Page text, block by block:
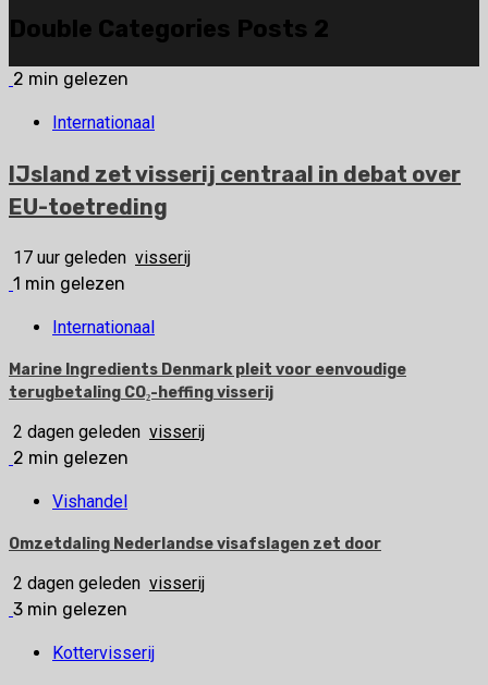
Double Categories Posts 2
2 min gelezen
Internationaal
IJsland zet visserij centraal in debat over
EU-toetreding
17 uur geleden visserij
1 min gelezen
Internationaal
Marine Ingredients Denmark pleit voor eenvoudige
terugbetaling CO₂-heffing visserij
2 dagen geleden visserij
2 min gelezen
Vishandel
Omzetdaling Nederlandse visafslagen zet door
2 dagen geleden visserij
3 min gelezen
Kottervisserij